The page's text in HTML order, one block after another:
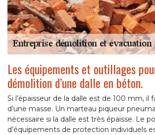
Les équipements et outillages
démolition d’une dalle en béton.
Si l’épaisseur de la dalle est de 100 mm, il
d’une masse. Un marteau piqueur
nécessaire si la dalle est très épaisse. Le
d’équipements de protection individuels